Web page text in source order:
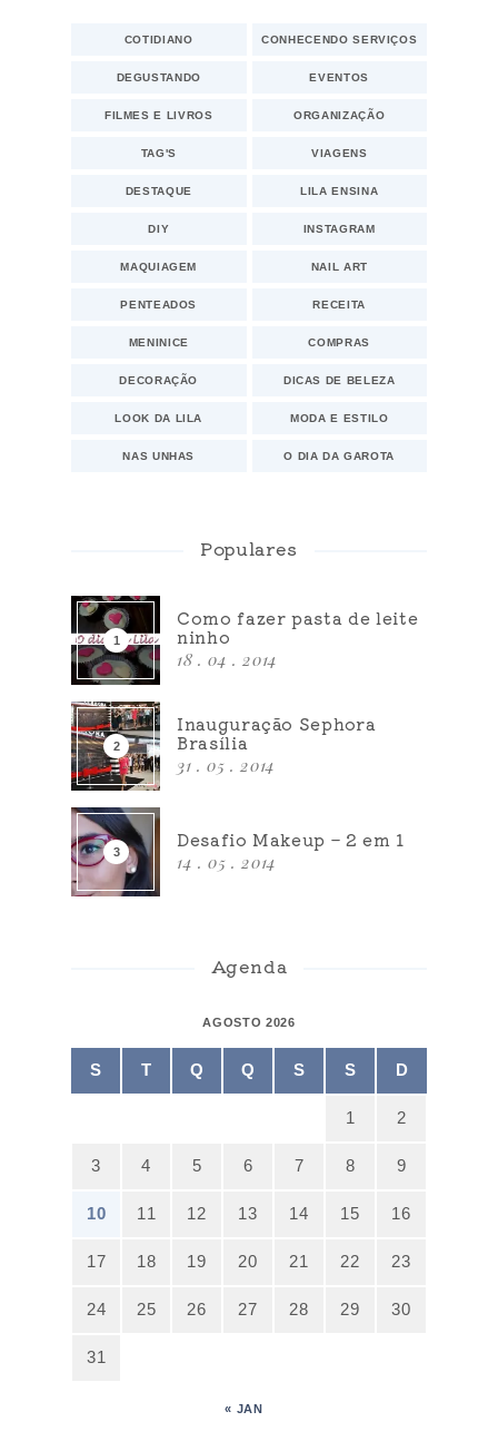
COTIDIANO CONHECENDO SERVIÇOS
DEGUSTANDO EVENTOS
FILMES E LIVROS ORGANIZAÇÃO
TAG'S VIAGENS
DESTAQUE LILA ENSINA
DIY INSTAGRAM
MAQUIAGEM NAIL ART
PENTEADOS RECEITA
MENINICE COMPRAS
DECORAÇÃO DICAS DE BELEZA
LOOK DA LILA MODA E ESTILO
NAS UNHAS O DIA DA GAROTA
Populares
Como fazer pasta de leite
ninho
18 . 04 . 2014
Inauguração Sephora
Brasília
31 . 05 . 2014
Desafio Makeup – 2 em 1
14 . 05 . 2014
Agenda
AGOSTO 2026
S T Q Q S S D
1 2
3 4 5 6 7 8 9
10 11 12 13 14 15 16
17 18 19 20 21 22 23
24 25 26 27 28 29 30
31
« JAN